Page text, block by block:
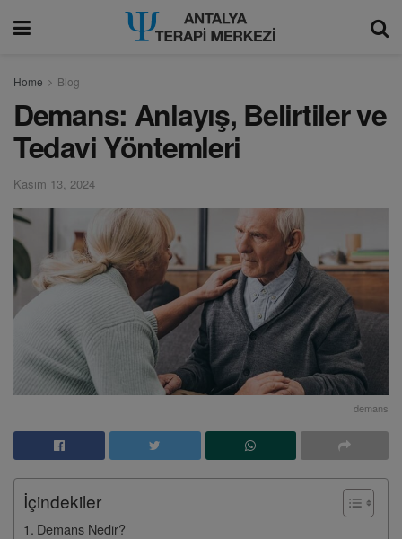
Home Blog
Demans: Anlayış, Belirtiler ve
Tedavi Yöntemleri
Kasım 13, 2024
demans
İçindekiler
Demans Nedir?
modal-check